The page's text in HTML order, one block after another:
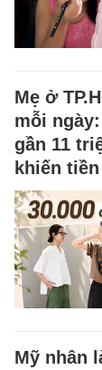
Mẹ ở
mỗi
gần 11
khiến
Mỹ nhân